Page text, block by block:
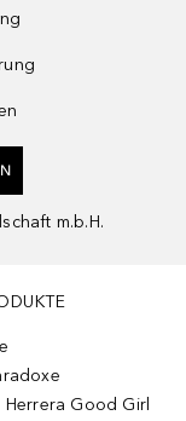
m.b.H.
Herrera Good Girl